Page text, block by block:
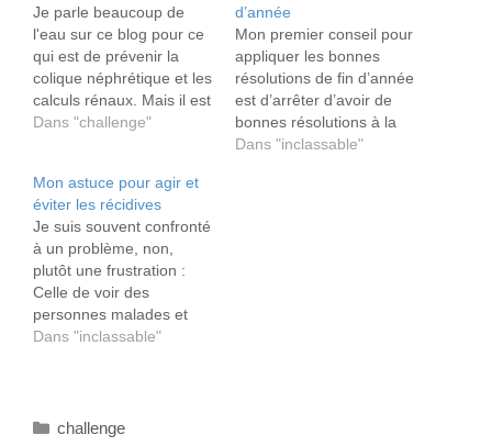
Je parle beaucoup de
l'eau sur ce blog pour ce
qui est de prévenir la
colique néphrétique et les
calculs rénaux. Mais il est
aussi primordiale à toute
Dans "challenge"
d’année
Mon premier conseil pour
appliquer les bonnes
résolutions de fin d’année
est d’arrêter d’avoir de
bonnes résolutions à la
fin de l’année comme l’on
Dans "inclassable"
Mon astuce pour agir et
éviter les récidives
Je suis souvent confronté
à un problème, non,
plutôt une frustration :
Celle de voir des
personnes malades et
capables de se soigner,
handicapantes. Cela peut
Dans "inclassable"
Catégories
challenge